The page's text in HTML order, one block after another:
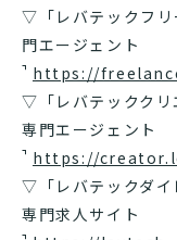
▽「レバテックフリ
門エージェント
https://
▽「レバテッククリ
専門エージェント
https://
▽「レバテックダイ
専門求人サイト